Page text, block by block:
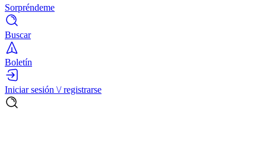
Sorpréndeme
Buscar
Boletín
Iniciar sesión \/ registrarse